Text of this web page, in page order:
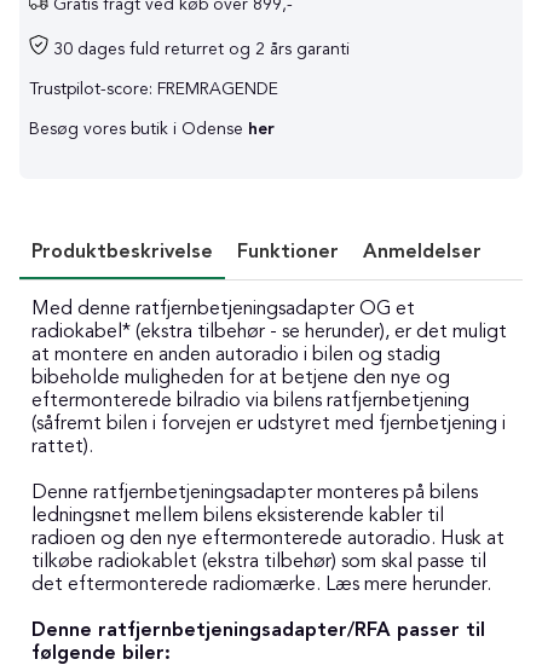
Gratis fragt ved køb over 899,-
30 dages fuld returret og 2 års garanti
Trustpilot-score: FREMRAGENDE
Besøg vores butik i Odense her
Produktbeskrivelse Funktioner Anmeldelser
Med denne ratfjernbetjeningsadapter OG et
radiokabel* (ekstra tilbehør - se herunder), er det muligt
at montere en anden autoradio i bilen og stadig
bibeholde muligheden for at betjene den nye og
eftermonterede bilradio via bilens ratfjernbetjening
(såfremt bilen i forvejen er udstyret med fjernbetjening i
rattet).
Denne ratfjernbetjeningsadapter monteres på bilens
ledningsnet mellem bilens eksisterende kabler til
radioen og den nye eftermonterede autoradio. Husk at
tilkøbe radiokablet (ekstra tilbehør) som skal passe til
det eftermonterede radiomærke. Læs mere herunder.
Denne ratfjernbetjeningsadapter/RFA passer til
følgende biler: